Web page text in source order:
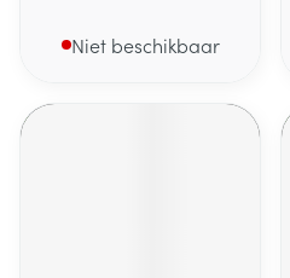
Niet beschikbaar